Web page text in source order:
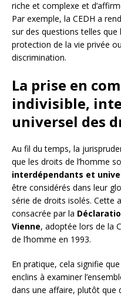
riche et complexe et
Par exemple, la CEDH a
sur des questions telles
protection de la vie privée
discrimination.
La prise en
indivisible,
universel des
Au fil du temps, la
que les droits de l’homme
interdépendants et
être considérés dans leur
série de droits isolés. Cette
consacrée par la
Vienne, adoptée lors de la
de l’homme en 1993.
En pratique, cela signifie
enclins à examiner
dans une affaire, plutôt que